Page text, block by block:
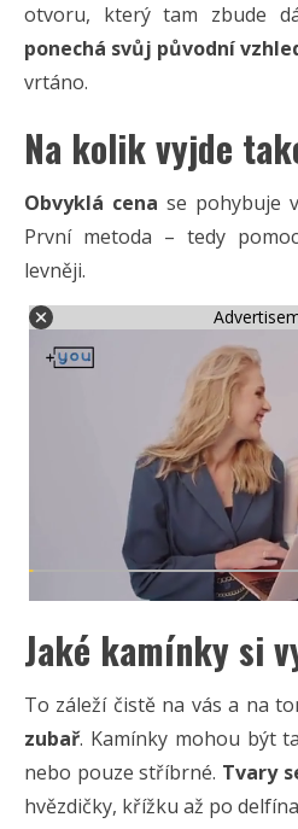
otvoru, který tam zbude
ponechá svůj původní
vrtáno.
Na kolik vyjde
Obvyklá cena se pohybuje
První metoda – tedy
levněji.
Jaké kamínky si
To záleží čistě na vás a na
zubař. Kamínky mohou být
nebo pouze stříbrné. Tvary
hvězdičky, křížku až po